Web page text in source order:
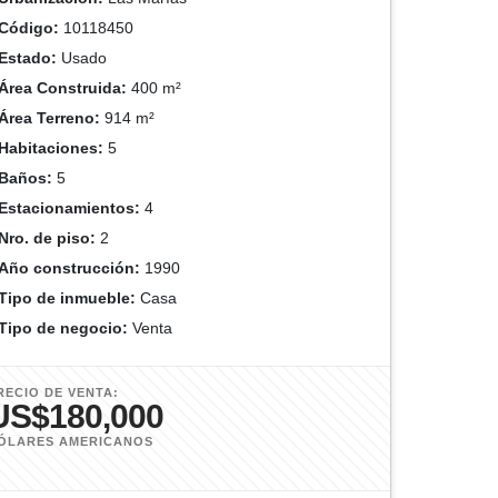
10118450
Usado
Construida: 400 m²
Terreno: 914 m²
5
5
4
de piso: 2
construcción: 1990
de inmueble: Casa
de negocio: Venta
DE VENTA:
AMERICANOS